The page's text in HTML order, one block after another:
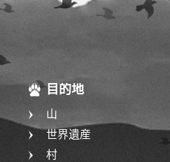
目的地
山
世界遺産
村